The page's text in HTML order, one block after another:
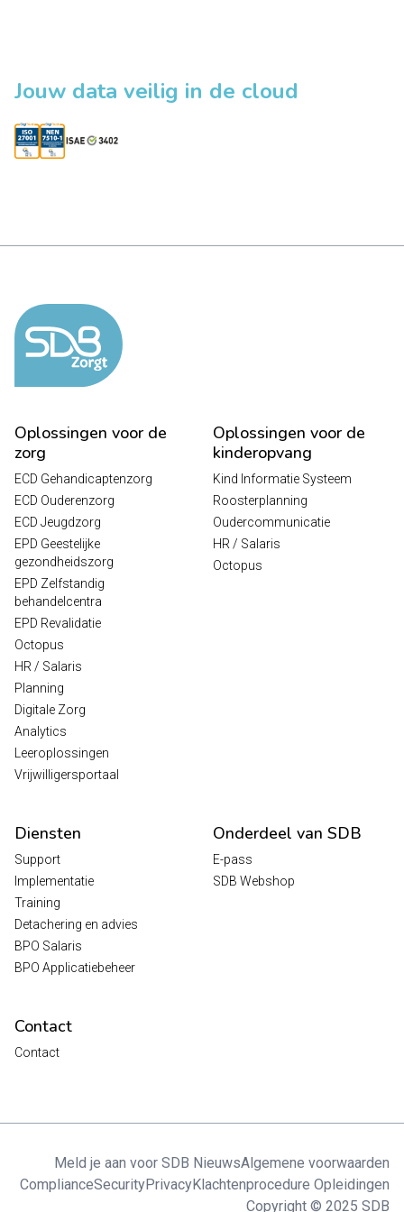
Jouw data veilig in de cloud
Oplossingen voor de
zorg
ECD Gehandicaptenzorg
ECD Ouderenzorg
ECD Jeugdzorg
EPD Geestelijke
gezondheidszorg
EPD Zelfstandig
behandelcentra
EPD Revalidatie
Octopus
HR / Salaris
Planning
Digitale Zorg
Analytics
Leeroplossingen
Vrijwilligersportaal
Oplossingen voor de
kinderopvang
Kind Informatie Systeem
Roosterplanning
Oudercommunicatie
HR / Salaris
Octopus
Diensten
Support
Implementatie
Training
Detachering en advies
BPO Salaris
BPO Applicatiebeheer
Onderdeel van SDB
E-pass
SDB Webshop
Contact
Contact
Meld je aan voor SDB NieuwsAlgemene voorwaarden
ComplianceSecurityPrivacyKlachtenprocedure Opleidingen
Copyright © 2025 SDB